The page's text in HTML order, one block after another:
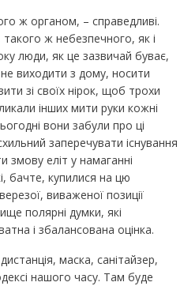
ж органом, – справедливі.
ж небезпечного, як і
люди, як це зазвичай буває,
виходити з дому, носити
зі своїх нірок, щоб трохи
інших мити руки кожні
вони забули про ці
заперечувати існування
змову еліт у намаганні
бачте, купилися на цю
виваженої позиції
полярні думки, які
і збалансована оцінка.
маска, санітайзер,
нашого часу. Там буде